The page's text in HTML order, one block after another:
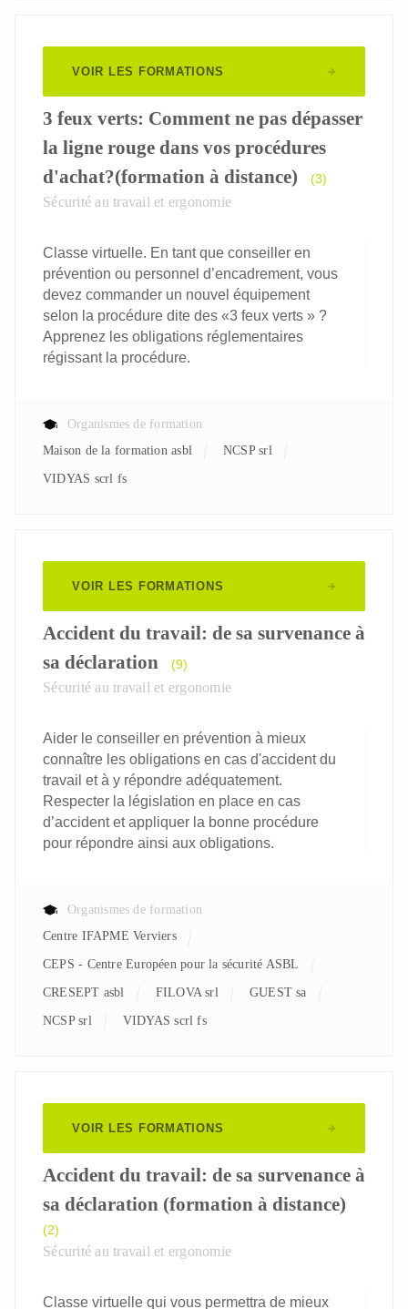
VOIR LES FORMATIONS
3 feux verts: Comment ne pas dépasser
la ligne rouge dans vos procédures
d'achat?(formation à distance)
(3)
Sécurité au travail et ergonomie
Classe virtuelle. En tant que conseiller en
prévention ou personnel d’encadrement, vous
devez commander un nouvel équipement
selon la procédure dite des «3 feux verts » ?
Apprenez les obligations réglementaires
régissant la procédure.
Organismes de formation
Maison de la formation asbl
NCSP srl
VIDYAS scrl fs
VOIR LES FORMATIONS
Accident du travail: de sa survenance à
sa déclaration
(9)
Sécurité au travail et ergonomie
Aider le conseiller en prévention à mieux
connaître les obligations en cas d'accident du
travail et à y répondre adéquatement.
Respecter la législation en place en cas
d’accident et appliquer la bonne procédure
pour répondre ainsi aux obligations.
Organismes de formation
Centre IFAPME Verviers
CEPS - Centre Européen pour la sécurité ASBL
CRESEPT asbl FILOVA srl GUEST sa
NCSP srl VIDYAS scrl fs
VOIR LES FORMATIONS
Accident du travail: de sa survenance à
sa déclaration (formation à distance)
(2)
Sécurité au travail et ergonomie
Classe virtuelle qui vous permettra de mieux